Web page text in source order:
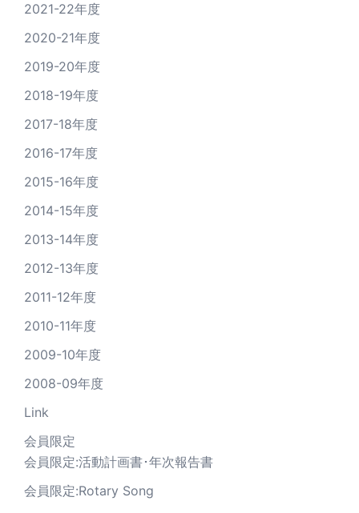
2021-22年度
2020-21年度
2019-20年度
2018-19年度
2017-18年度
2016-17年度
2015-16年度
2014-15年度
2013-14年度
2012-13年度
2011-12年度
2010-11年度
2009-10年度
2008-09年度
Link
会員限定
会員限定:活動計画書･年次報告書
会員限定:Rotary Song